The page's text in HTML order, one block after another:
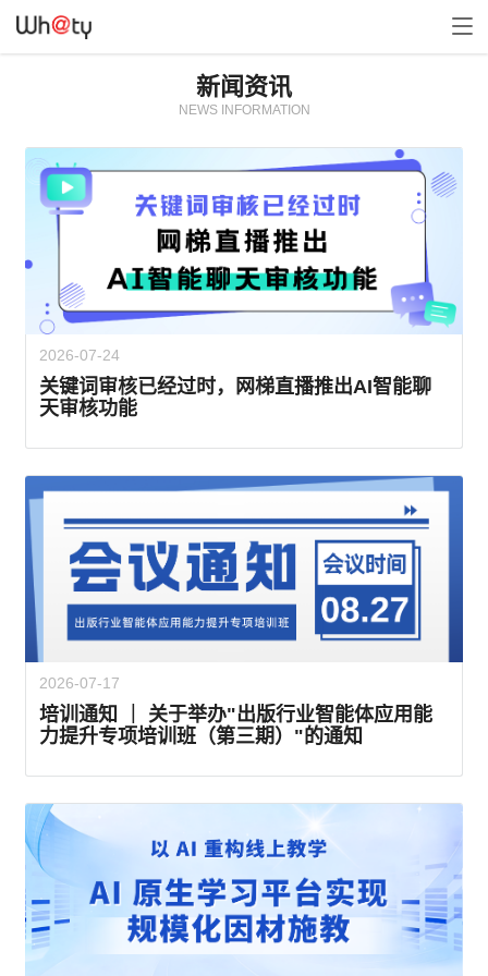
新闻资讯
NEWS INFORMATION
2026-07-24
关键词审核已经过时，网梯直播推出AI智能聊
天审核功能
2026-07-17
培训通知 ｜ 关于举办"出版行业智能体应用能
力提升专项培训班（第三期）"的通知